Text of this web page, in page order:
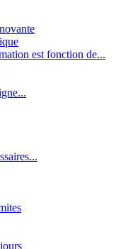
est fonction de...